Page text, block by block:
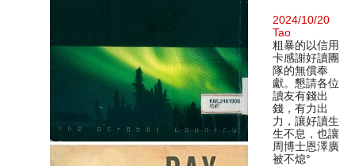
2024/10/20
Tao
粗暴的以信用
卡感謝好讀團
隊的無償奉
獻。懇請各位
讀友有錢出
錢，有力出
力，讓好讀生
生不息，也讓
周博士恩澤廣
被不熄°